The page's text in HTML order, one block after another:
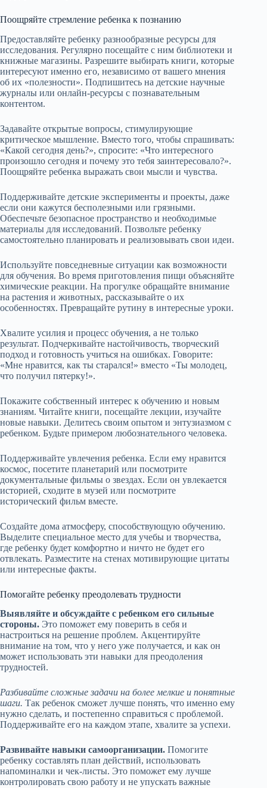
Поощряйте стремление ребенка к познанию
Предоставляйте ребенку разнообразные ресурсы для
исследования. Регулярно посещайте с ним библиотеки и
книжные магазины. Разрешите выбирать книги, которые
интересуют именно его, независимо от вашего мнения
об их «полезности». Подпишитесь на детские научные
журналы или онлайн-ресурсы с познавательным
контентом.
Задавайте открытые вопросы, стимулирующие
критическое мышление. Вместо того, чтобы спрашивать:
«Какой сегодня день?», спросите: «Что интересного
произошло сегодня и почему это тебя заинтересовало?».
Поощряйте ребенка выражать свои мысли и чувства.
Поддерживайте детские эксперименты и проекты, даже
если они кажутся бесполезными или грязными.
Обеспечьте безопасное пространство и необходимые
материалы для исследований. Позвольте ребенку
самостоятельно планировать и реализовывать свои идеи.
Используйте повседневные ситуации как возможности
для обучения. Во время приготовления пищи объясняйте
химические реакции. На прогулке обращайте внимание
на растения и животных, рассказывайте о их
особенностях. Превращайте рутину в интересные уроки.
Хвалите усилия и процесс обучения, а не только
результат. Подчеркивайте настойчивость, творческий
подход и готовность учиться на ошибках. Говорите:
«Мне нравится, как ты старался!» вместо «Ты молодец,
что получил пятерку!».
Покажите собственный интерес к обучению и новым
знаниям. Читайте книги, посещайте лекции, изучайте
новые навыки. Делитесь своим опытом и энтузиазмом с
ребенком. Будьте примером любознательного человека.
Поддерживайте увлечения ребенка. Если ему нравится
космос, посетите планетарий или посмотрите
документальные фильмы о звездах. Если он увлекается
историей, сходите в музей или посмотрите
исторический фильм вместе.
Создайте дома атмосферу, способствующую обучению.
Выделите специальное место для учебы и творчества,
где ребенку будет комфортно и ничто не будет его
отвлекать. Разместите на стенах мотивирующие цитаты
или интересные факты.
Помогайте ребенку преодолевать трудности
Выявляйте и обсуждайте с ребенком его сильные
стороны. Это поможет ему поверить в себя и
настроиться на решение проблем. Акцентируйте
внимание на том, что у него уже получается, и как он
может использовать эти навыки для преодоления
трудностей.
Разбивайте сложные задачи на более мелкие и понятные
шаги. Так ребенок сможет лучше понять, что именно ему
нужно сделать, и постепенно справиться с проблемой.
Поддерживайте его на каждом этапе, хвалите за успехи.
Развивайте навыки самоорганизации. Помогите
ребенку составлять план действий, использовать
напоминалки и чек-листы. Это поможет ему лучше
контролировать свою работу и не упускать важные